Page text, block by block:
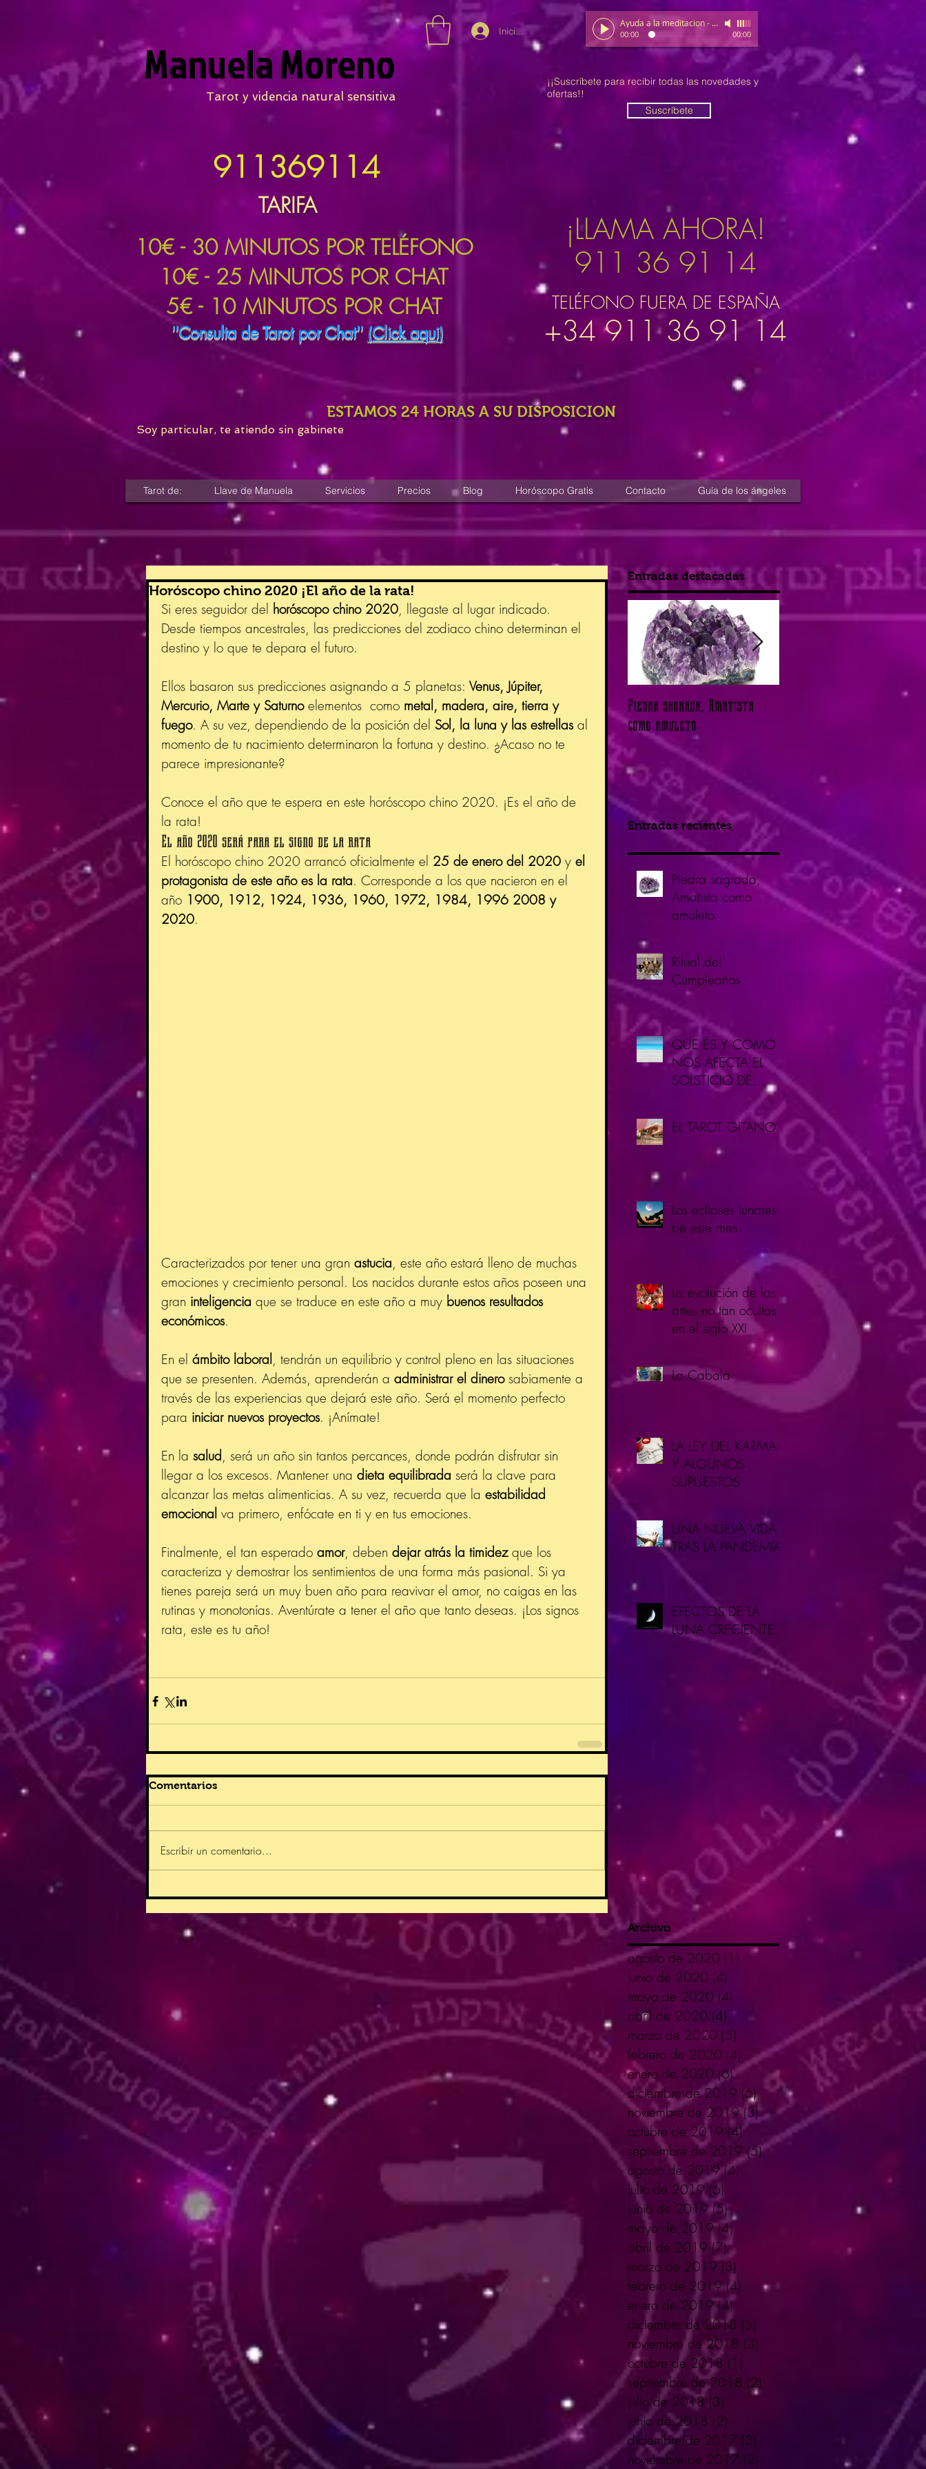
Manuela Moreno
Tarot y videncia natural sensitiva
Iniciar sesión
Ayuda a la meditacion- Relax
00:00 00:00
¡¡Suscríbete para recibir todas las novedades y
ofertas!!
Suscríbete
911369114
TARIFA
10€ - 30 MINUTOS POR TELÉFONO
10€ - 25 MINUTOS POR CHAT
5€ - 10 MINUTOS POR CHAT
''Consulta de Tarot por Chat''(Click aqui)
¡LLAMA AHORA!
911 36 91 14
TELÉFONO FUERA DE ESPAÑA
+34 911 36 91 14
ESTAMOS 24 HORAS A SU DISPOSICION
Soy particular, te atiendo sin gabinete
Tarot de: Llave de Manuela Servicios Precios Blog Horóscopo Gratis Contacto Guía de los ángeles
Horóscopo chino 2020 ¡El año de la rata!
Si eres seguidor del horóscopo chino 2020, llegaste al lugar indicado.
Desde tiempos ancestrales, las predicciones del zodiaco chino determinan el
destino y lo que te depara el futuro.
Ellos basaron sus predicciones asignando a 5 planetas: Venus, Júpiter,
Mercurio, Marte y Saturno elementos  como metal, madera, aire, tierra y
fuego. A su vez, dependiendo de la posición del Sol, la luna y las estrellas al
momento de tu nacimiento determinaron la fortuna y destino. ¿Acaso no te
parece impresionante?
Conoce el año que te espera en este horóscopo chino 2020. ¡Es el año de
la rata!
El año 2020 será para el signo de la rata
El horóscopo chino 2020 arrancó oficialmente el 25 de enero del 2020 y el
protagonista de este año es la rata. Corresponde a los que nacieron en el
año 1900, 1912, 1924, 1936, 1960, 1972, 1984, 1996 2008 y
2020.
Caracterizados por tener una gran astucia, este año estará lleno de muchas
emociones y crecimiento personal. Los nacidos durante estos años poseen una
gran inteligencia que se traduce en este año a muy buenos resultados
económicos.
En el ámbito laboral, tendrán un equilibrio y control pleno en las situaciones
que se presenten. Además, aprenderán a administrar el dinero sabiamente a
través de las experiencias que dejará este año. Será el momento perfecto
para iniciar nuevos proyectos. ¡Anímate!
En la salud, será un año sin tantos percances, donde podrán disfrutar sin
llegar a los excesos. Mantener una dieta equilibrada será la clave para
alcanzar las metas alimenticias. A su vez, recuerda que la estabilidad
emocional va primero, enfócate en ti y en tus emociones.
Finalmente, el tan esperado amor, deben dejar atrás la timidez que los
caracteriza y demostrar los sentimientos de una forma más pasional. Si ya
tienes pareja será un muy buen año para reavivar el amor, no caigas en las
rutinas y monotonías. Aventúrate a tener el año que tanto deseas. ¡Los signos
rata, este es tu año!
Comentarios
Escribir un comentario...
Entradas destacadas
Piedra sagrada, Amatista
como amuleto
Entradas recientes
Piedra sagrada,
Amatista como
amuleto
Ritual del
Cumpleaños
QUE ES Y COMO
NOS AFECTA EL
SOLSTICIO DE
EL TAROT GITANO
Los eclipses lunares
de este mes
La evolución de las
artes no tan ocultas
en el siglo XXI
La Cabala
LA LEY DEL KARMA
Y ALGUNOS
SUPUESTOS
UNA NUEVA VIDA
TRAS LA PANDEMIA
EFECTOS DE LA
LUNA CRECIENTE
Archivo
agosto de 2020 (1) 1 entrada
junio de 2020 (4)
mayo de 2020 (4)
abril de 2020 (4) 4 entradas
marzo de 2020 (5) 5 entradas
febrero de 2020 (4) 4 entradas
enero de 2020 (6)6 entradas
diciembre de 2019 (6)6 entradas
noviembre de 2019 (3)3 entradas
octubre de 2019 (4)4 entradas
septiembre de 2019 (5)5 entradas
agosto de 2019 (4)
julio de 2019 (6)
junio de 2019 (5)5 entradas
mayo de 2019 (4)
abril de 2019 (7)7 entradas
marzo de 2019 (3)
febrero de 2019 (4) 4 entradas
enero de 2019 (4)4 entradas
diciembre de 2018 (5)
noviembre de 2018 (3)
octubre de 2018 (1)
septiembre de 2018 (2)
julio de 2018 (3)
junio de 2018 (2)
diciembre de 2017 (3)
noviembre de 2017 (2)